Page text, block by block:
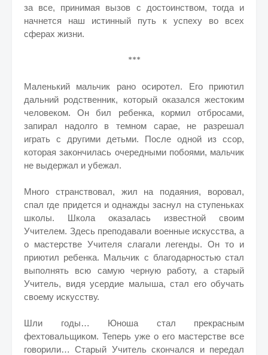
за все, принимая вызов с достоинством, тогда и
начнется наш истинный путь к успеху во всех
сферах жизни.
***
Маленький мальчик рано осиротел. Его приютил
дальний родственник, который оказался жестоким
человеком. Он бил ребенка, кормил отбросами,
запирал надолго в темном сарае, не разрешал
играть с другими детьми. После одной из ссор,
которая закончилась очередными побоями, мальчик
не выдержал и убежал.
Много странствовал, жил на подаяния, воровал,
спал где придется и однажды заснул на ступеньках
школы. Школа оказалась известной своим
Учителем. Здесь преподавали военные искусства, а
о мастерстве Учителя слагали легенды. Он то и
приютил ребенка. Мальчик с благодарностью стал
выполнять всю самую черную работу, а старый
Учитель, видя усердие малыша, стал его обучать
своему искусству.
Шли годы… Юноша стал прекрасным
фехтовальщиком. Теперь уже о его мастерстве все
говорили… Старый Учитель скончался и передал